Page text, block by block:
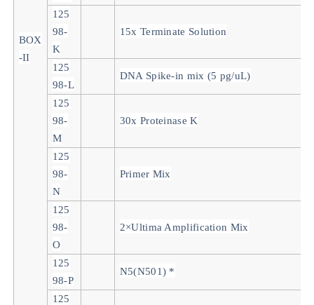
BOX
-II
125
98-
K
15x Terminate Solution
125
98-L
DNA Spike-in mix (5 pg/uL)
125
98-
M
30x Proteinase K
125
98-
N
Primer Mix
125
98-
O
2×Ultima Amplification Mix
125
98-P
N5(N501) *
125